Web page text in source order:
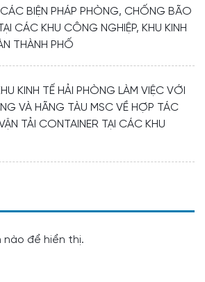
BIỆN PHÁP PHÒNG, CHỐNG BÃO
CÁC KHU CÔNG NGHIỆP, KHU KINH
THÀNH PHỐ
KINH TẾ HẢI PHÒNG LÀM VIỆC VỚI
VÀ HÃNG TÀU MSC VỀ HỢP TÁC
TẢI CONTAINER TẠI CÁC KHU
nào để hiển thị.